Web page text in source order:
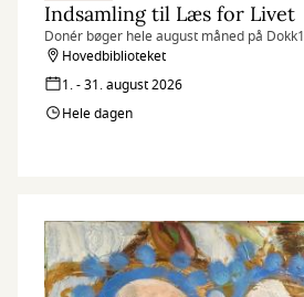
Indsamling til Læs for Livet
Donér bøger hele august måned på Dokk1
Hovedbiblioteket
1. - 31. august 2026
Hele dagen